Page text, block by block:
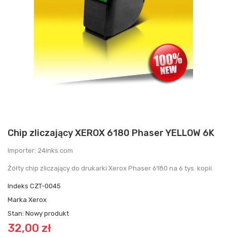
Chip zliczający XEROX 6180 Phaser YELLOW 6K
Importer: 24inks.com
Żółty chip zliczający do drukarki Xerox Phaser 6180 na 6 tys. kopii.
Indeks CZT-0045
Marka Xerox
Stan: Nowy produkt
32,00 zł